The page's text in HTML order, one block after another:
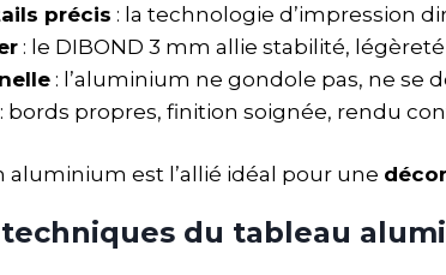
précis : la technologie d’impression
: le DIBOND 3 mm allie stabilité,
: l’aluminium ne gondole pas, ne se
bords propres, finition soignée, rendu
est l’allié idéal pour une
du tableau